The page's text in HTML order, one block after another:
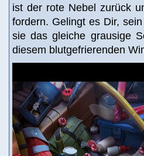
ist der rote Nebel zurück
fordern. Gelingt es Dir,
sie das gleiche grausige
diesem blutgefrierenden